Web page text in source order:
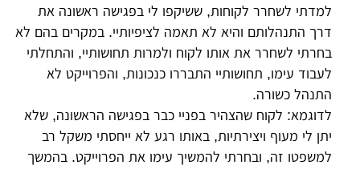
למדתי לשחרר לקוחות, ששיקפו לי בפגישה ראשונה את
דרך התנהלותם והיא לא תאמה לציפיותיי. במקרים בהם לא
בחרתי לשחרר את אותו לקוח ולמרות תחושותיי, והתחלתי
לעבוד עימו, תחושותיי התבררו כנכונות, והפרוייקט לא
התנהל כשורה.
לדוגמא: לקוח שהצהיר בפניי כבר בפגישה הראשונה, שלא
יתן לי מעוף ויצירתיות, באותו רגע לא ייחסתי משקל רב
למשפטו זה, ובחרתי להמשיך עימו את הפרוייקט. בהמשך